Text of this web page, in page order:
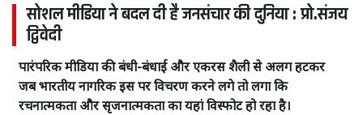
सोशल मीडिया ने बदल दी है जनसंचार की दुनिया : प्रो.संजय
द्विवेदी
पारंपरिक मीडिया की बंधी-बंधाई और एकरस शैली से अलग हटकर
जब भारतीय नागरिक इस पर विचरण करने लगे तो लगा कि
रचनात्मकता और सृजनात्मकता का यहां विस्फोट हो रहा है।